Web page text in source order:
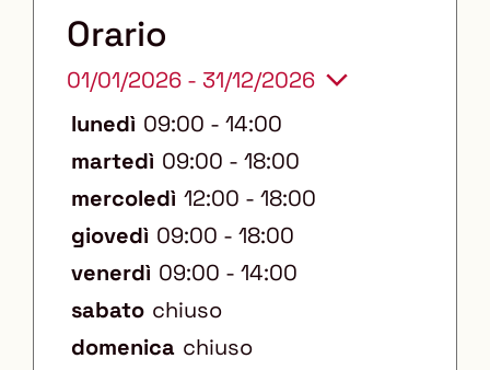
l
i
:
Orario
01/01/2026 - 31/12/2026
lunedì 09:00 - 14:00
martedì 09:00 - 18:00
mercoledì 12:00 - 18:00
giovedì 09:00 - 18:00
venerdì 09:00 - 14:00
sabato chiuso
domenica chiuso